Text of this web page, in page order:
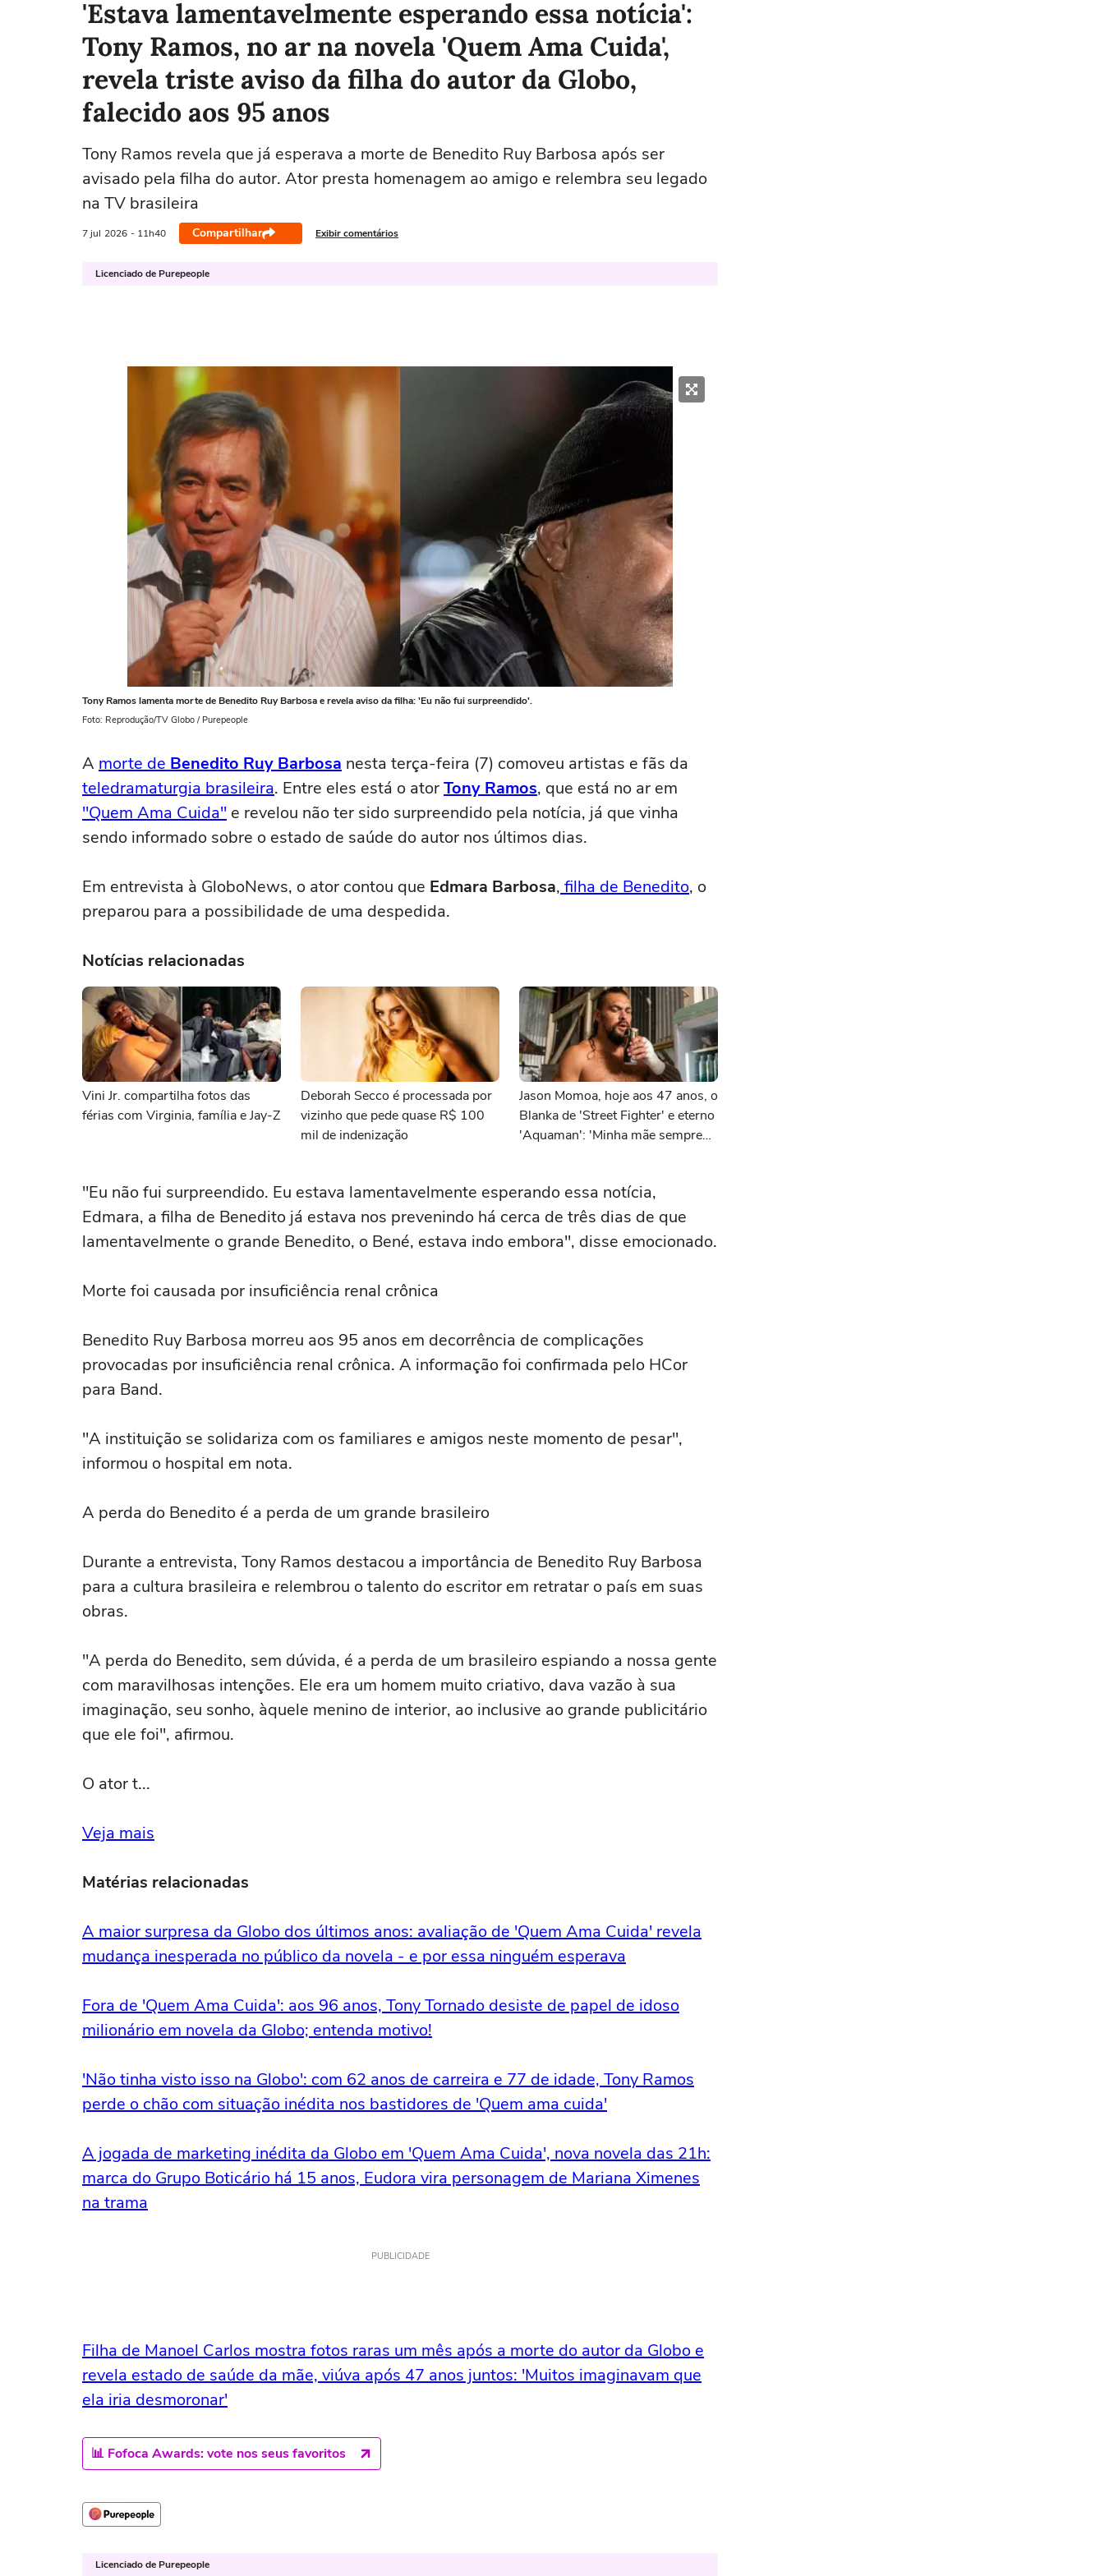
'Estava lamentavelmente esperando essa notícia':
Tony Ramos, no ar na novela 'Quem Ama Cuida',
revela triste aviso da filha do autor da Globo,
falecido aos 95 anos
Tony Ramos revela que já esperava a morte de Benedito Ruy Barbosa após ser
avisado pela filha do autor. Ator presta homenagem ao amigo e relembra seu legado
na TV brasileira
7 jul 2026 - 11h40 Compartilhar Exibir comentários
Licenciado de Purepeople
Tony Ramos lamenta morte de Benedito Ruy Barbosa e revela aviso da filha: 'Eu não fui surpreendido'.
Foto: Reprodução/TV Globo / Purepeople
A morte de Benedito Ruy Barbosa nesta terça-feira (7) comoveu artistas e fãs da
teledramaturgia brasileira. Entre eles está o atorTony Ramos, que está no ar em
"Quem Ama Cuida" e revelou não ter sido surpreendido pela notícia, já que vinha
sendo informado sobre o estado de saúde do autor nos últimos dias.
Em entrevista à GloboNews, o ator contou que Edmara Barbosa, filha de Benedito, o
preparou para a possibilidade de uma despedida.
Notícias relacionadas
Vini Jr. compartilha fotos das
férias com Virginia, família e Jay-Z
Deborah Secco é processada por
vizinho que pede quase R$ 100
mil de indenização
Jason Momoa, hoje aos 47 anos, o
Blanka de 'Street Fighter' e eterno
'Aquaman': 'Minha mãe sempre
melhores'
"Eu não fui surpreendido. Eu estava lamentavelmente esperando essa notícia,
Edmara, a filha de Benedito já estava nos prevenindo há cerca de três dias de que
lamentavelmente o grande Benedito, o Bené, estava indo embora", disse emocionado.
Morte foi causada por insuficiência renal crônica
Benedito Ruy Barbosa morreu aos 95 anos em decorrência de complicações
provocadas por insuficiência renal crônica. A informação foi confirmada pelo HCor
para Band.
"A instituição se solidariza com os familiares e amigos neste momento de pesar",
informou o hospital em nota.
A perda do Benedito é a perda de um grande brasileiro
Durante a entrevista, Tony Ramos destacou a importância de Benedito Ruy Barbosa
para a cultura brasileira e relembrou o talento do escritor em retratar o país em suas
obras.
"A perda do Benedito, sem dúvida, é a perda de um brasileiro espiando a nossa gente
com maravilhosas intenções. Ele era um homem muito criativo, dava vazão à sua
imaginação, seu sonho, àquele menino de interior, ao inclusive ao grande publicitário
que ele foi", afirmou.
O ator t...
Veja mais
Matérias relacionadas
A maior surpresa da Globo dos últimos anos: avaliação de 'Quem Ama Cuida' revela
mudança inesperada no público da novela - e por essa ninguém esperava
Fora de 'Quem Ama Cuida': aos 96 anos, Tony Tornado desiste de papel de idoso
milionário em novela da Globo; entenda motivo!
'Não tinha visto isso na Globo': com 62 anos de carreira e 77 de idade, Tony Ramos
perde o chão com situação inédita nos bastidores de 'Quem ama cuida'
A jogada de marketing inédita da Globo em 'Quem Ama Cuida', nova novela das 21h:
marca do Grupo Boticário há 15 anos, Eudora vira personagem de Mariana Ximenes
na trama
PUBLICIDADE
Filha de Manoel Carlos mostra fotos raras um mês após a morte do autor da Globo e
revela estado de saúde da mãe, viúva após 47 anos juntos: 'Muitos imaginavam que
ela iria desmoronar'
📊 Fofoca Awards: vote nos seus favoritos
Licenciado de Purepeople